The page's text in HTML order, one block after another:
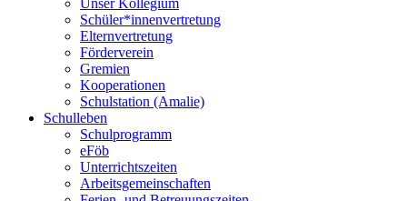
Unser Kollegium
Schüler*innenvertretung
Elternvertretung
Förderverein
Gremien
Kooperationen
Schulstation (Amalie)
Schulleben
Schulprogramm
eFöb
Unterrichtszeiten
Arbeitsgemeinschaften